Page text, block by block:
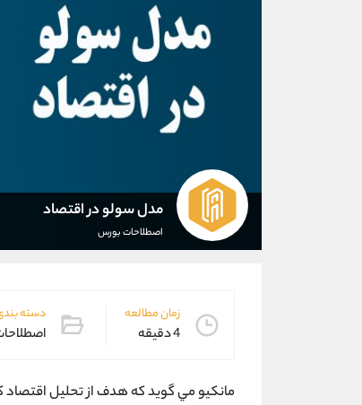
مدل سولو در اقتصاد
اصطلاحات بورس
زمان مطالعه
4 دقیقه
دسته
مانكيو مي گويد كه هدف از تحليل